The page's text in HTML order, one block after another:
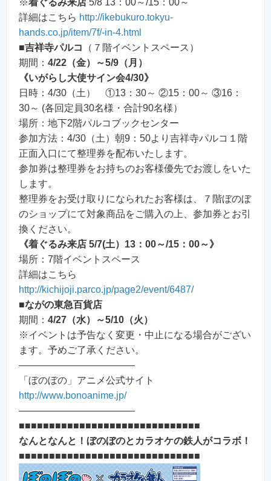
※着ぐるみ来店 5/8 13：00～/15：00～
詳細はこちら http://ikebukuro.tokyu-
hands.co.jp/item/7f/-in-4.html
■吉祥寺パルコ
（７階イベントスペース）
期間： 4/22（金）～5/9（月）
《いがらし大使サイン会4/30》
日時：4/30（土） ①13：30～ ②15：00～ ③16：
30～ (各回定員30名様・合計90名様）
場所：地下2階パルコブックセンター
参加方法：4/30（土）朝9：50より吉祥寺パルコ１階
正面入口にて整理券を配布いたします。
参加券は整理券をお持ちのお客様優先でお渡しをいた
します。
整理券をお受け取りになられたお客様は、７階ぼのぼ
のショップにて対象商品をご購入の上、参加券とお引
換ください。
《着ぐるみ来店 5/7(土）13：00～/15：00～》
場所：7階イベントスペース
詳細はこちら
http://kichijoji.parco.jp/page2/event/6487/
■ながの東急百貨店
期間： 4/27（水）～5/10（火）
※イベントは予告なく変更・中止になる場合がござい
ます。予めご了承ください。
————————————
「ぼのぼの」アニメ公式サイト
http://www.bonoanime.jp/
————————————
■■■■■■■■■■■■■■■■■■■■■■■■■■■■■■
なんとなんと！ぼのぼのとカラオケの鉄人がコラボ！
■■■■■■■■■■■■■■■■■■■■■■■■■■■■■■